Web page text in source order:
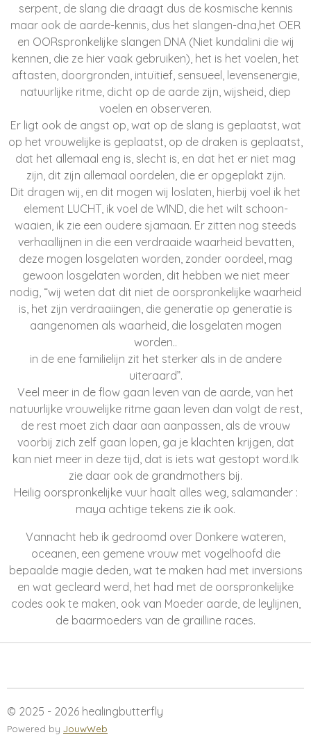
serpent, de slang die draagt dus de kosmische kennis
maar ook de aarde-kennis, dus het slangen-dna,het OER
en OORspronkelijke slangen DNA (Niet kundalini die wij
kennen, die ze hier vaak gebruiken), het is het voelen, het
aftasten, doorgronden, intuïtief, sensueel, levensenergie,
natuurlijke ritme, dicht op de aarde zijn, wijsheid, diep
voelen en observeren.
Er ligt ook de angst op, wat op de slang is geplaatst, wat
op het vrouwelijke is geplaatst, op de draken is geplaatst,
dat het allemaal eng is, slecht is, en dat het er niet mag
zijn, dit zijn allemaal oordelen, die er opgeplakt zijn.
Dit dragen wij, en dit mogen wij loslaten, hierbij voel ik het
element LUCHT, ik voel de WIND, die het wilt schoon-
waaien, ik zie een oudere sjamaan. Er zitten nog steeds
verhaallijnen in die een verdraaide waarheid bevatten,
deze mogen losgelaten worden, zonder oordeel, mag
gewoon losgelaten worden, dit hebben we niet meer
nodig, “wij weten dat dit niet de oorspronkelijke waarheid
is, het zijn verdraaiingen, die generatie op generatie is
aangenomen als waarheid, die losgelaten mogen
worden..
in de ene familielijn zit het sterker als in de andere
uiteraard”.
Veel meer in de flow gaan leven van de aarde, van het
natuurlijke vrouwelijke ritme gaan leven dan volgt de rest,
de rest moet zich daar aan aanpassen, als de vrouw
voorbij zich zelf gaan lopen, ga je klachten krijgen, dat
kan niet meer in deze tijd, dat is iets wat gestopt word.Ik
zie daar ook de grandmothers bij.
Heilig oorspronkelijke vuur haalt alles weg, salamander :
maya achtige tekens zie ik ook.
Vannacht heb ik gedroomd over Donkere wateren,
oceanen, een gemene vrouw met vogelhoofd die
bepaalde magie deden, wat te maken had met inversions
en wat gecleard werd, het had met de oorspronkelijke
codes ook te maken, ook van Moeder aarde, de leylijnen,
de baarmoeders van de grailline races.
© 2025 - 2026 healingbutterfly
Powered by JouwWeb